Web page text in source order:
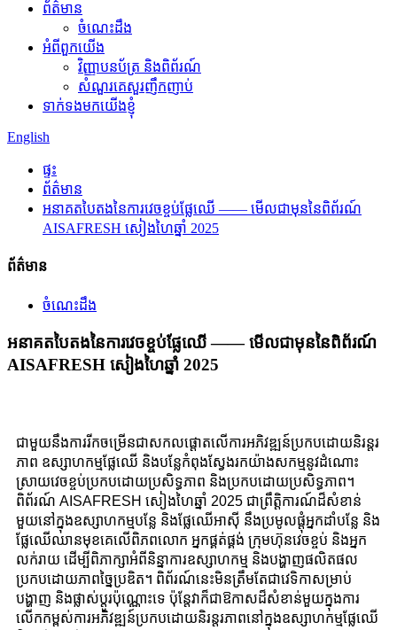
ព័ត៌មាន
ចំណេះដឹង
អំពីពួកយើង
វិញ្ញាបនប័ត្រ និងពិព័រណ៍
សំណួរគេសួរញឹកញាប់
ទាក់ទងមកយើងខ្ញុំ
English
ផ្ទះ
ព័ត៌មាន
អនាគតបៃតងនៃការវេចខ្ចប់ផ្លែឈើ —— មើលជាមុននៃពិព័រណ៍
AISAFRESH សៀងហៃឆ្នាំ 2025
ព័ត៌មាន
ចំណេះដឹង
អនាគតបៃតងនៃការវេចខ្ចប់ផ្លែឈើ —— មើលជាមុននៃពិព័រណ៍
AISAFRESH សៀងហៃឆ្នាំ 2025
ជាមួយនឹងការរីកចម្រើនជាសកលផ្តោតលើការអភិវឌ្ឍន៍ប្រកបដោយនិរន្តរ
ភាព ឧស្សាហកម្មផ្លែឈើ និងបន្លែកំពុងស្វែងរកយ៉ាងសកម្មនូវដំណោះ
ស្រាយវេចខ្ចប់ប្រកបដោយប្រសិទ្ធភាព និងប្រកបដោយប្រសិទ្ធភាព។
ពិព័រណ៍ AISAFRESH សៀងហៃឆ្នាំ 2025 ជាព្រឹត្តិការណ៍ដ៏សំខាន់
មួយនៅក្នុងឧស្សាហកម្មបន្លែ និងផ្លែឈើអាស៊ី នឹងប្រមូលផ្តុំអ្នកដាំបន្លែ និង
ផ្លែឈើឈានមុខគេលើពិភពលោក អ្នកផ្គត់ផ្គង់ ក្រុមហ៊ុនវេចខ្ចប់ និងអ្នក
លក់រាយ ដើម្បីពិភាក្សាអំពីនិន្នាការឧស្សាហកម្ម និងបង្ហាញផលិតផល
ប្រកបដោយភាពច្នៃប្រឌិត។ ពិព័រណ៍នេះមិនត្រឹមតែជាវេទិកាសម្រាប់
បង្ហាញ និងផ្លាស់ប្តូរប៉ុណ្ណោះទេ ប៉ុន្តែវាក៏ជាឱកាសដ៏សំខាន់មួយក្នុងការ
លើកកម្ពស់ការអភិវឌ្ឍន៍ប្រកបដោយនិរន្តរភាពនៅក្នុងឧស្សាហកម្មផ្លែឈើ